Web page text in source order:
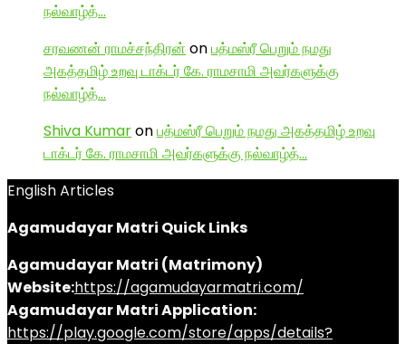
நல்வாழ்த்…
சரவணன் ராமச்சந்திரன் onபத்மஸ்ரீ பெறும் நமது
அகத்தமிழ் உறவு டாக்டர் கே. ராமசாமி அவர்களுக்கு
நல்வாழ்த்…
Shiva Kumaronபத்மஸ்ரீ பெறும் நமது அகத்தமிழ் உறவு
டாக்டர் கே. ராமசாமி அவர்களுக்கு நல்வாழ்த்…
English Articles
Agamudayar Matri Quick Links
Agamudayar Matri (Matrimony)
Website:https://agamudayarmatri.com/
Agamudayar Matri Application:
https://play.google.com/store/apps/details?